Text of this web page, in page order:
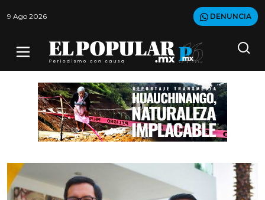
9 Ago 2026 DENUNCIA